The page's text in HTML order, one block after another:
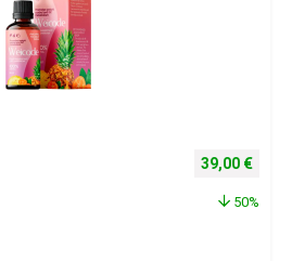
Izvorna
39,00 €
50%